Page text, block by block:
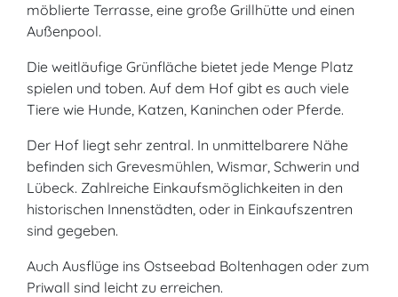
möblierte Terrasse, eine große Grillhütte und einen
Außenpool.
Die weitläufige Grünfläche bietet jede Menge Platz
spielen und toben. Auf dem Hof gibt es auch viele
Tiere wie Hunde, Katzen, Kaninchen oder Pferde.
Der Hof liegt sehr zentral. In unmittelbarere Nähe
befinden sich Grevesmühlen, Wismar, Schwerin und
Lübeck. Zahlreiche Einkaufsmöglichkeiten in den
historischen Innenstädten, oder in Einkaufszentren
sind gegeben.
Auch Ausflüge ins Ostseebad Boltenhagen oder zum
Priwall sind leicht zu erreichen.